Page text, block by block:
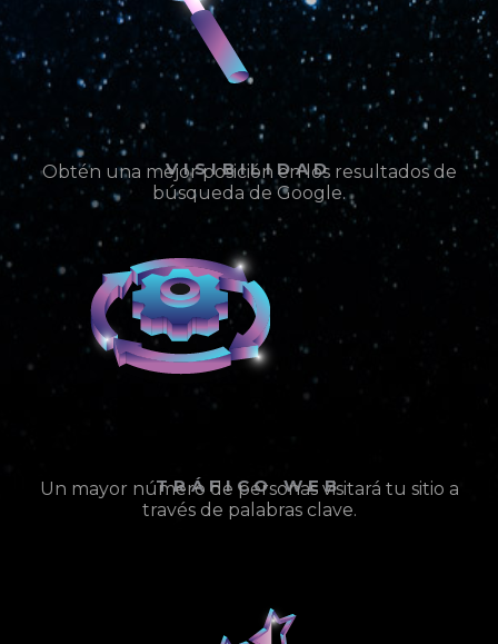
VISIBILIDAD
Obtén una mejor posición en los resultados de
búsqueda de Google.
TRÁFICO WEB
Un mayor número de personas visitará tu sitio a
través de palabras clave.